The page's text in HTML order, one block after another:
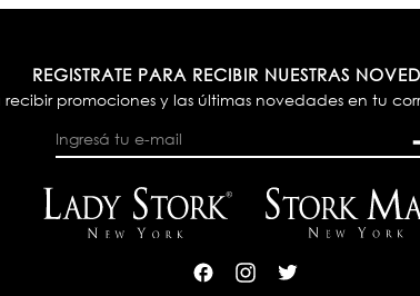
REGISTRATE PARA RECIBIR NUESTRAS
recibir promociones y las últimas novedades en tu